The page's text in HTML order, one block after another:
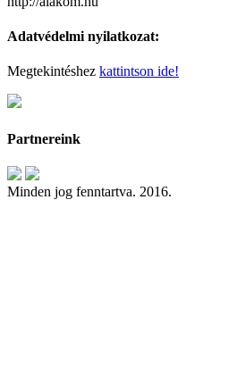
Adatvédelmi nyilatkozat:
Megtekintéshez kattintson ide!
Partnereink
Minden jog fenntartva. 2016.